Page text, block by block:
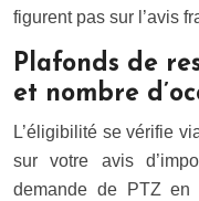
figurent pas sur l’avis
Plafonds de
et nombre
L’éligibilité se vérifie
sur votre avis
demande de PTZ